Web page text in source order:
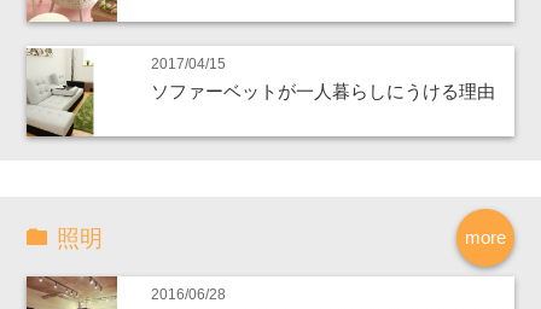
2017/04/15
ソファーベットが一人暮らしにうける理由
more
照明
2016/06/28